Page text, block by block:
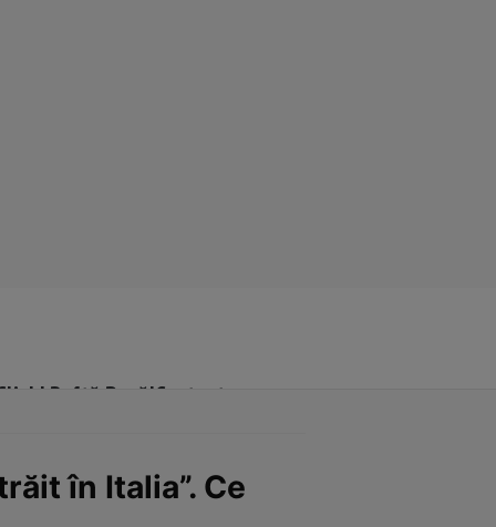
Poftă Bună!Contact
în Italia”. Ce